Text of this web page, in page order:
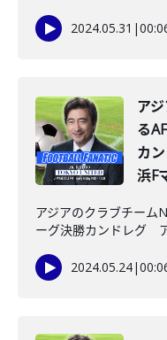
2024.05.31 |
ア
る
カ
浜F
アジアのクラブチーム
ーグ決勝カンドレグ
2024.05.24|